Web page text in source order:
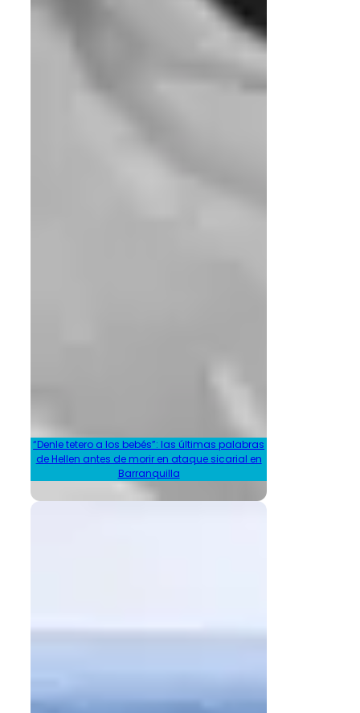
“Denle tetero a los bebés”: las últimas palabras
de Hellen antes de morir en ataque sicarial en
Barranquilla